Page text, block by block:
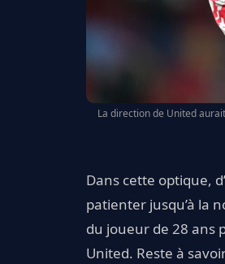
La direction de United
Dans cette optique,
patienter jusqu’à la
du joueur de 28 ans
United. Reste à